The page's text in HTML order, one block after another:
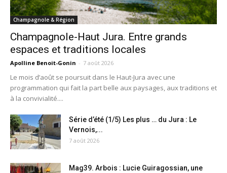
Champagnole & Région
Champagnole-Haut Jura. Entre grands
espaces et traditions locales
Apolline Benoit-Gonin - 7 août 2026
Le mois d’août se poursuit dans le Haut-Jura avec une
programmation qui fait la part belle aux paysages, aux traditions et
à la convivialité....
Série d’été (1/5) Les plus … du Jura : Le
Vernois,...
7 août 2026
Mag39. Arbois : Lucie Guiragossian, une